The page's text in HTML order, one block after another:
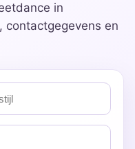
in
contactgegevens en